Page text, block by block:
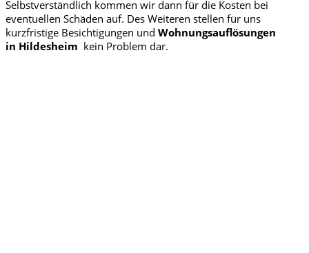
Selbstverständlich kommen wir dann für die Kosten bei
eventuellen Schäden auf. Des Weiteren stellen für uns
kurzfristige Besichtigungen und Wohnungsauflösungen
in Hildesheim kein Problem dar.